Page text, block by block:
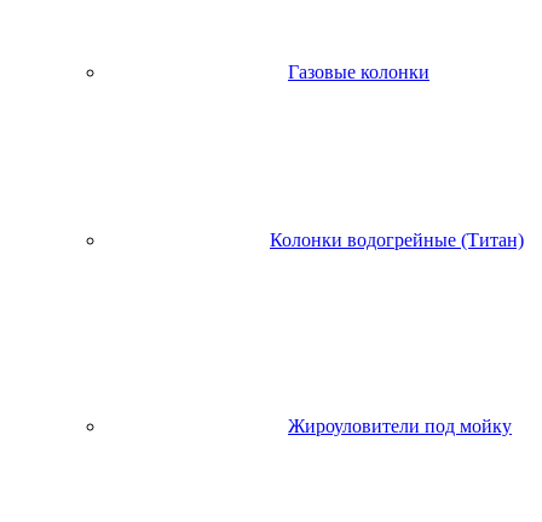
Газовые колонки
Колонки водогрейные (Титан)
Жироуловители под мойку